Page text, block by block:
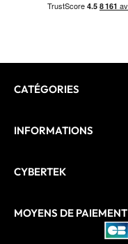
CATÉGORIES
INFORMATIONS
CYBERTEK
MOYENS DE PAIEMENT